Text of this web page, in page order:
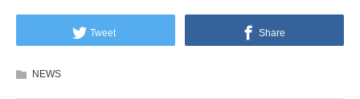
Tweet Share
NEWS